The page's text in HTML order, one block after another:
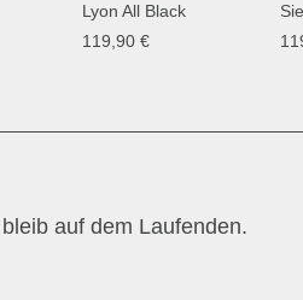
Lyon All Black
119,90 €
auf dem Laufenden.